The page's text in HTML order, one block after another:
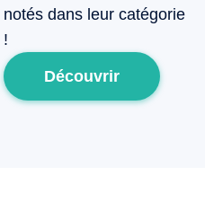
notés dans leur catégorie
!
Découvrir